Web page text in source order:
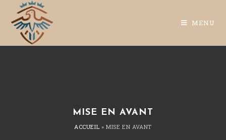
MENU
MISE EN AVANT
ACCUEIL »MISE EN AVANT